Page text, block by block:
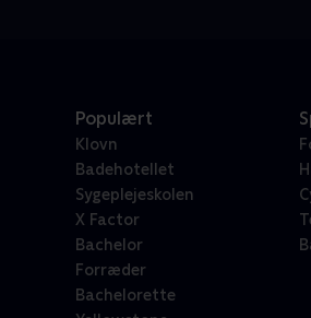
Populært
Klovn
Badehotellet
Sygeplejeskolen
X Factor
Bachelor
Forræder
Bachelorette